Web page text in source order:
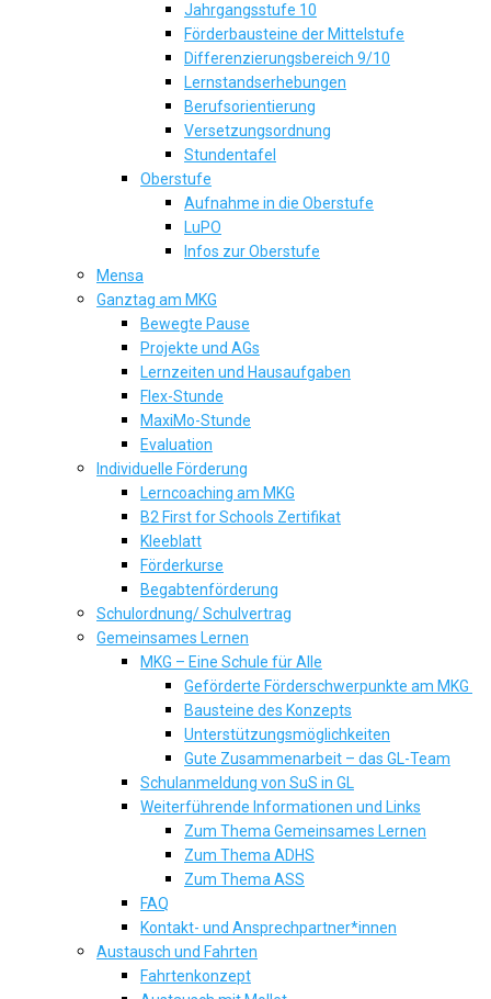
Jahrgangsstufe 10
Förderbausteine der Mittelstufe
Differenzierungsbereich 9/10
Lernstandserhebungen
Berufsorientierung
Versetzungsordnung
Stundentafel
Oberstufe
Aufnahme in die Oberstufe
LuPO
Infos zur Oberstufe
Mensa
Ganztag am MKG
Bewegte Pause
Projekte und AGs
Lernzeiten und Hausaufgaben
Flex-Stunde
MaxiMo-Stunde
Evaluation
Individuelle Förderung
Lerncoaching am MKG
B2 First for Schools Zertifikat
Kleeblatt
Förderkurse
Begabtenförderung
Schulordnung/ Schulvertrag
Gemeinsames Lernen
MKG – Eine Schule für Alle
Geförderte Förderschwerpunkte am MKG
Bausteine des Konzepts
Unterstützungsmöglichkeiten
Gute Zusammenarbeit – das GL-Team
Schulanmeldung von SuS in GL
Weiterführende Informationen und Links
Zum Thema Gemeinsames Lernen
Zum Thema ADHS
Zum Thema ASS
FAQ
Kontakt- und Ansprechpartner*innen
Austausch und Fahrten
Fahrtenkonzept